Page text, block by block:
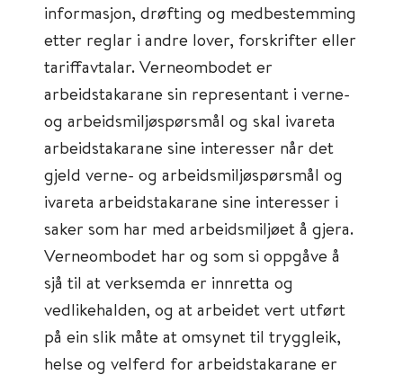
informasjon, drøfting og medbestemming
etter reglar i andre lover, forskrifter eller
tariffavtalar. Verneombodet er
arbeidstakarane sin representant i verne-
og arbeidsmiljøspørsmål og skal ivareta
arbeidstakarane sine interesser når det
gjeld verne- og arbeidsmiljøspørsmål og
ivareta arbeidstakarane sine interesser i
saker som har med arbeidsmiljøet å gjera.
Verneombodet har og som si oppgåve å
sjå til at verksemda er innretta og
vedlikehalden, og at arbeidet vert utført
på ein slik måte at omsynet til tryggleik,
helse og velferd for arbeidstakarane er